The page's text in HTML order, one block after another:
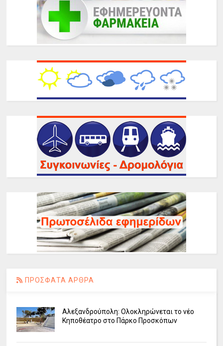
ΠΡΟΣΦΑΤΑ ΑΡΘΡΑ
Αλεξανδρούπολη: Ολοκληρώνεται το νέο
Κηποθέατρο στο Πάρκο Προσκόπων